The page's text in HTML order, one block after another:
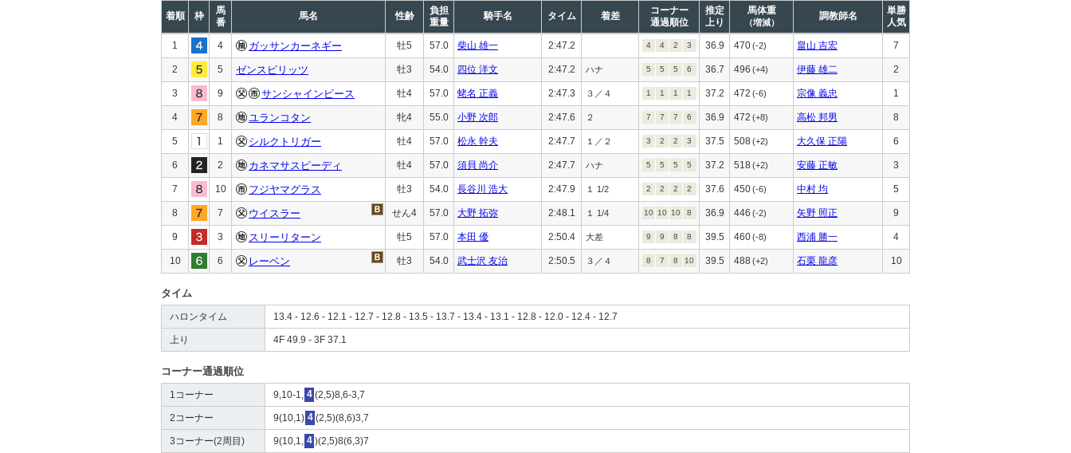
着順 枠
馬
番
馬名 性齢
負担
重量
騎手名 タイム 着差
コーナー
通過順位
推定
上り
馬体重
（増減）
調教師名
単勝
人気
1 4 ガッサンカーネギー 牡5 57.0 柴山 雄一 2:47.2 4 4 2 3 36.9 470(-2) 畠山 吉宏 7
2 5 ゼンスピリッツ 牡3 54.0 四位 洋文 2:47.2 ハナ 5 5 5 6 36.7 496 (+4) 伊藤 雄二 2
3 9 サンシャインピース 牡4 57.0 蛯名 正義 2:47.3 ３／４ 1 1 1 1 37.2 472 (-6) 宗像 義忠 1
4 8 ユランコタン 牝4 55.0 小野 次郎 2:47.6 ２ 7 7 7 6 36.9 472 (+8) 高松 邦男 8
5 1 シルクトリガー 牡4 57.0 松永 幹夫 2:47.7 １／２ 3 2 2 3 37.5 508(+2) 大久保 正陽 6
6 2 カネマサスピーディ 牡4 57.0 須貝 尚介 2:47.7 ハナ 5 5 5 5 37.2 518 (+2) 安藤 正敏 3
7 10 フジヤマグラス 牡3 54.0 長谷川 浩大 2:47.9 １ 1/2 2 2 2 2 37.6 450(-6) 中村 均 5
8 7 ウイスラー せん4 57.0 大野 拓弥 2:48.1 １ 1/4 10 10 10 8 36.9 446 (-2) 矢野 照正 9
9 3 スリーリターン 牡5 57.0 本田 優 2:50.4 大差 9 9 8 8 39.5 460(-8) 西浦 勝一 4
10 6 レーベン 牡3 54.0 武士沢 友治 2:50.5 ３／４ 8 7 8 10 39.5 488 (+2) 石栗 龍彦 10
タイム
ハロンタイム 13.4 - 12.6 - 12.1 - 12.7 - 12.8 - 13.5 - 13.7 - 13.4 - 13.1 - 12.8 - 12.0 - 12.4 - 12.7
上り 4F 49.9 - 3F 37.1
コーナー通過順位
1コーナー 9,10-1, 4 (2,5)8,6-3,7
2コーナー 9(10,1) 4 (2,5)(8,6)3,7
3コーナー(2周目) 9(10,1, 4 )(2,5)8(6,3)7